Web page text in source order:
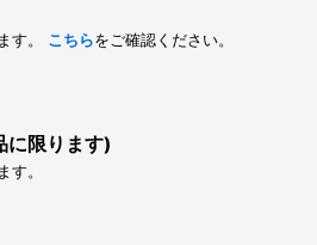
す。 こちらをご確認ください。
に限ります)
す。